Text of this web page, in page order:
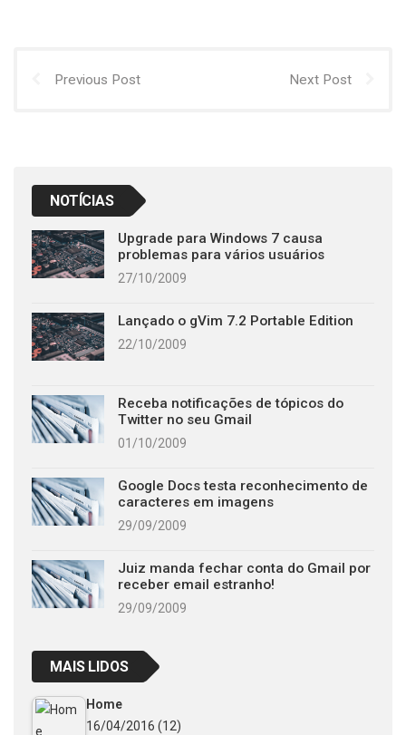
Previous Post Next Post
NOTÍCIAS
Upgrade para Windows 7 causa
problemas para vários usuários
27/10/2009
Lançado o gVim 7.2 Portable Edition
22/10/2009
Receba notificações de tópicos do
Twitter no seu Gmail
01/10/2009
Google Docs testa reconhecimento de
caracteres em imagens
29/09/2009
Juiz manda fechar conta do Gmail por
receber email estranho!
29/09/2009
MAIS LIDOS
Home
16/04/2016 (12)